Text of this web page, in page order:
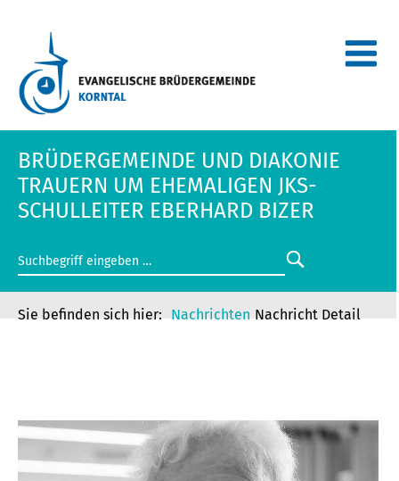
BRÜDERGEMEINDE UND DIAKONIE
TRAUERN UM EHEMALIGEN JKS-
SCHULLEITER EBERHARD BIZER
Nachrichten Nachricht Detail